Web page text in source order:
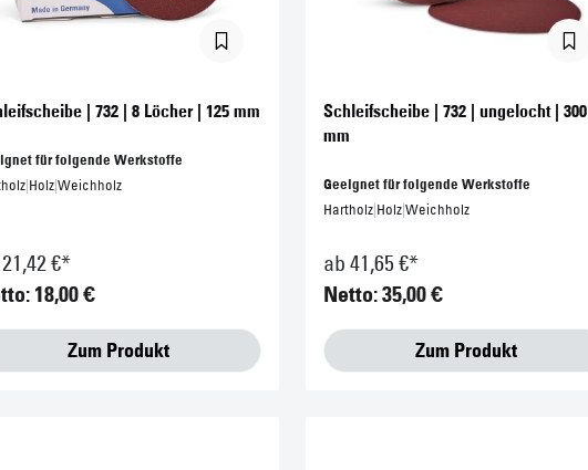
| 732 | 8 Löcher | 125 mm
für folgende Werkstoffe
|Holz|Weichholz
€*
18,00 €
Zum Produkt
Schleifscheibe | 732 | ungelocht | 300
mm
Geeignet für folgende Werkstoffe
Hartholz|Holz|Weichholz
ab 41,65 €*
Netto: 35,00 €
Zum Produkt